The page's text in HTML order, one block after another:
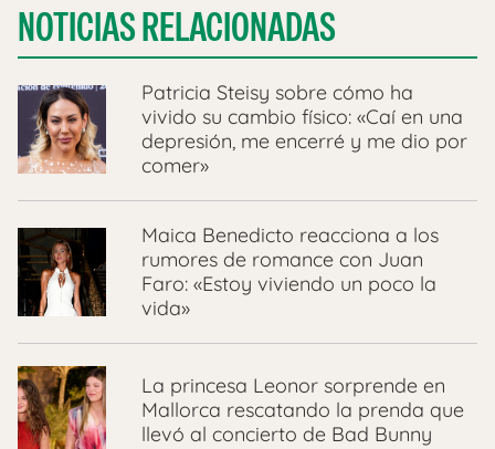
NOTICIAS RELACIONADAS
Patricia Steisy sobre cómo ha
vivido su cambio físico: «Caí en una
depresión, me encerré y me dio por
comer»
Maica Benedicto reacciona a los
rumores de romance con Juan
Faro: «Estoy viviendo un poco la
vida»
La princesa Leonor sorprende en
Mallorca rescatando la prenda que
llevó al concierto de Bad Bunny